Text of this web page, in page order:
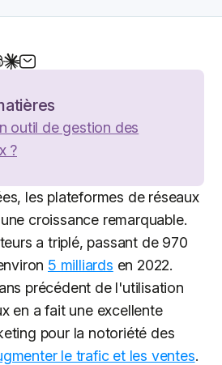
outil de gestion des
?
les plateformes de réseaux
croissance remarquable.
a triplé, passant de 970
5 milliards en 2022.
précédent de l'utilisation
en a fait une excellente
pour la notoriété des
le trafic et les ventes.